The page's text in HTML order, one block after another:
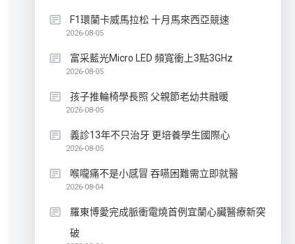
F1環蘭卡威馬拉松 十月馬來西亞競速
2026-08-05
富采藍光Micro LED 頻寬衝上3點3GHz
2026-08-05
孩子推輪椅學長照 父親節老幼共融暖
2026-08-05
義診13年不只治牙 更培養學生國際心
2026-08-05
喉嚨痛不是小感冒 吞嚥困難需立即就醫
2026-08-04
羅東博愛完成脈衝電燒首例宜蘭心臟醫療新突
破